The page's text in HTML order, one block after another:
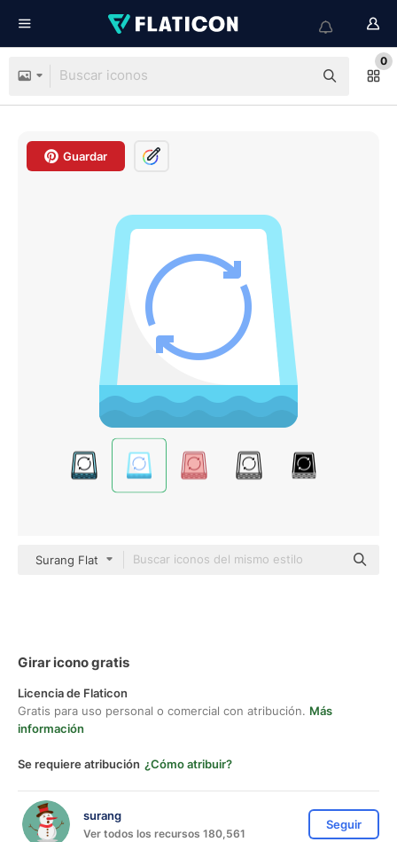
0
Guardar
Surang Flat
Girar icono gratis
Licencia de Flaticon
Gratis para uso personal o comercial con atribución. Más
información
Se requiere atribución ¿Cómo atribuir?
surang
Ver todos los recursos 180,561
Seguir